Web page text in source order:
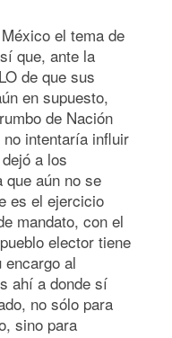
el tema de
que, ante la
de que sus
en supuesto,
de Nación
intentaría influir
a los
que aún no se
es el ejercicio
mandato, con el
elector tiene
encargo al
ahí a donde sí
no sólo para
sino para